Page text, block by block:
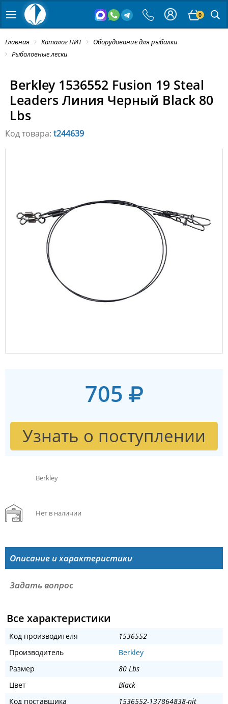
0
Главная Каталог НИТ
Оборудование для рыбалки
Рыболовные лески
Berkley 1536552 Fusion 19 Steal
Leaders Линия Черный Black 80
Lbs
Код товара: t244639
705
Узнать о поступлении
Berkley
Нет в наличии
Описание и характеристики
Задать вопрос
Все характеристики
Код производителя
1536552
Производитель
Berkley
Размер
80 Lbs
Цвет
Black
Код поставщика
1536552-137864838-nit